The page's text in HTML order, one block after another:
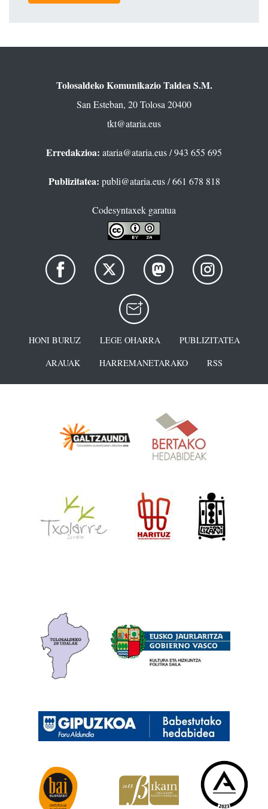
Tolosaldeko Komunikazio Taldea S.M.
San Esteban, 20 Tolosa 20400
tkt@ataria.eus
Erredakzioa: ataria@ataria.eus/ 943 655 695
Publizitatea: publi@ataria.eus/ 661 678 818
Codesyntaxek garatua
HONI BURUZ LEGE OHARRA
PUBLIZITATEA
ARAUAK
HARREMANETARAKO RSS